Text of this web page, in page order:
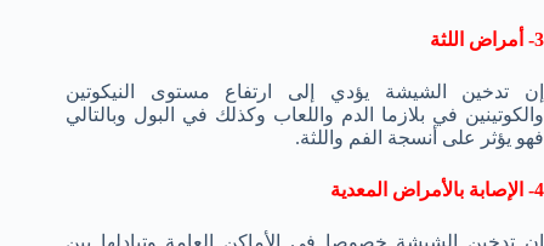
3- أمراض اللثة
إن تدخين الشيشة يؤدي إلى ارتفاع مستوى النيكوتين
والكوتينين في بلازما الدم واللعاب وكذلك في البول وبالتالي
فهو يؤثر على أنسجة الفم واللثة.
4- الإصابة بالأمراض المعدية
إن تدخين الشيشة خصوصا في الأماكن العامة وتبادلها بين